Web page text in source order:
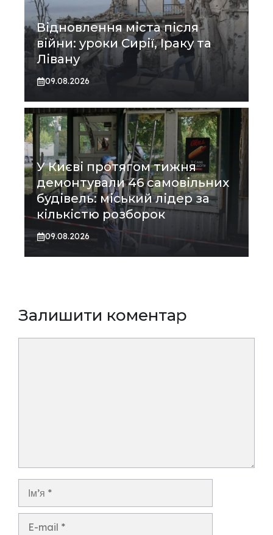
Відновлення міста після
війни: уроки Сирії, Іраку та
Лівану
09.08.2026
У Києві протягом тижня
демонтували 46 самовільних
будівель: міський лідер за
кількістю розборок
09.08.2026
Залишити коментар
Ім’я